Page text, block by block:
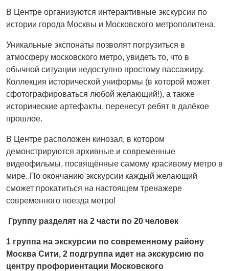
В Центре организуются интерактивные экскурсии по
истории города Москвы и Московского метрополитена.
Уникальные экспонаты позволят погрузиться в
атмосферу московского метро, увидеть то, что в
обычной ситуации недоступно простому пассажиру.
Коллекция исторической униформы (в которой может
сфотографироваться любой желающий!), а также
исторические артефакты, перенесут ребят в далёкое
прошлое.
В Центре расположен кинозал, в котором
демонстрируются архивные и современные
видеофильмы, посвящённые самому красивому метро в
мире. По окончанию экскурсии каждый желающий
сможет прокатиться на настоящем тренажере
современного поезда метро!
Группу разделят на 2 части по 20 человек
1 группа на экскурсии по современному району
Москва Сити, 2 подгруппа идет на экскурсию по
центру профориентации Московского